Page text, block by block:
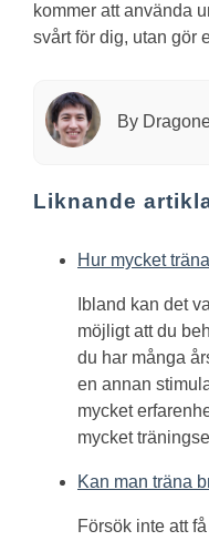
kommer att använda
svårt för dig, utan gör
By
Liknande
Hur mycket
Ibland kan det
möjligt att du
du har många
en annan
mycket
mycket
Kan man träna
Försök inte att